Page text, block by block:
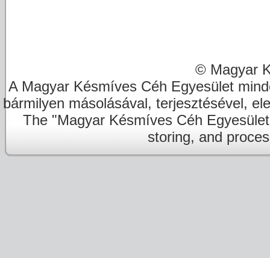
© Magyar
A Magyar Késmíves Céh Egyesület
bármilyen másolásával, terjesztésével,
The "Magyar Késmíves Céh
storing, and